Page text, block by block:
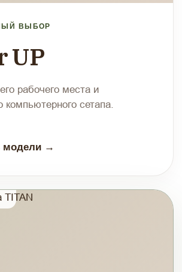
ВЫБОР
UP
рабочего места и
компьютерного сетапа.
модели →